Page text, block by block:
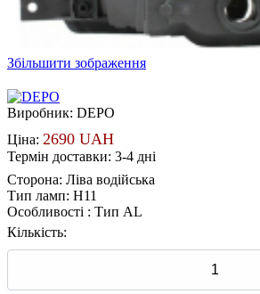
Збільшити зображення
Виробник: DEPO
Ціна: 2690 UAH
Термін доставки: 3-4 дні
Сторона: Ліва водійська
Тип ламп: H11
Особливості : Тип AL
Кількість: